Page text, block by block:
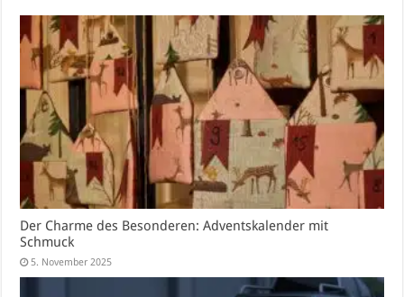
Der Charme des Besonderen: Adventskalender mit
Schmuck
5. November 2025